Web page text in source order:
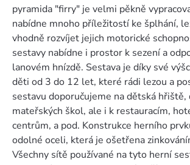
pyramida "firry" je velmi pěkně
nabídne mnoho příležitostí ke šplhání,
vhodně rozvíjet jejich motorické
sestavy nabídne i prostor k sezení a
lanovém hnízdě. Sestava je díky své
děti od 3 do 12 let, které rádi lezou a
sestavu doporučujeme na dětská hřiště,
mateřských škol, ale i k restauracím,
centrům, a pod. Konstrukce herního
odolné oceli, která je ošetřena
Všechny sítě používané na tyto herní